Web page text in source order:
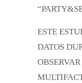
ESTE
DATOS